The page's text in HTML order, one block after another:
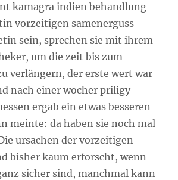
kamagra indien behandlung
vorzeitigen samenerguss
sein, sprechen sie mit ihrem
um die zeit bis zum
verlängern, der erste wert war
nach einer wocher priligy
ergab ein etwas besseren
meinte: da haben sie noch mal
ursachen der vorzeitigen
bisher kaum erforscht, wenn
sicher sind, manchmal kann